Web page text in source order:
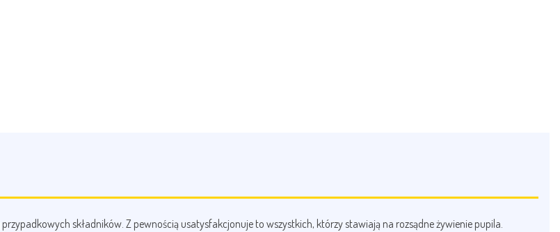
składników. Z pewnością usatysfakcjonuje to wszystkich, którzy stawiają na rozsądne żywienie pupila.